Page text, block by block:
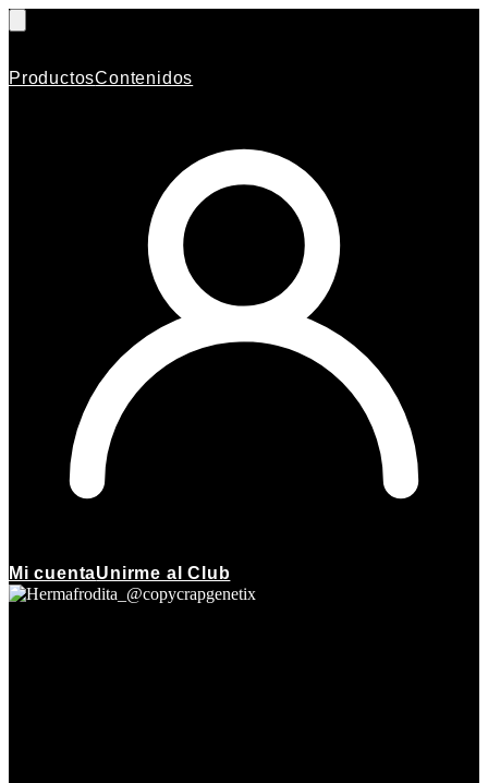
ProductosContenidos
Mi cuentaUnirme al Club